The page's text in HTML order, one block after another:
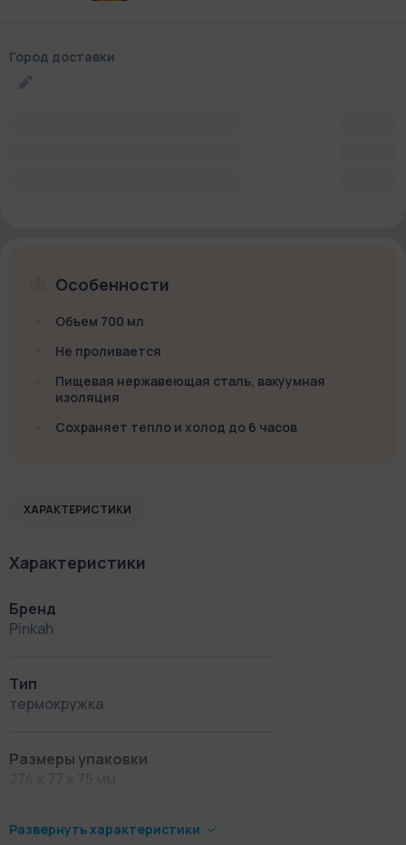
Город доставки
Особенности
Объем 700 мл
Не проливается
Пищевая нержавеющая сталь, вакуумная
изоляция
Сохраняет тепло и холод до 6 часов
ХАРАКТЕРИСТИКИ
Характеристики
Бренд
Pinkah
Тип
термокружка
Размеры упаковки
Вес в упаковке
Развернуть характеристики